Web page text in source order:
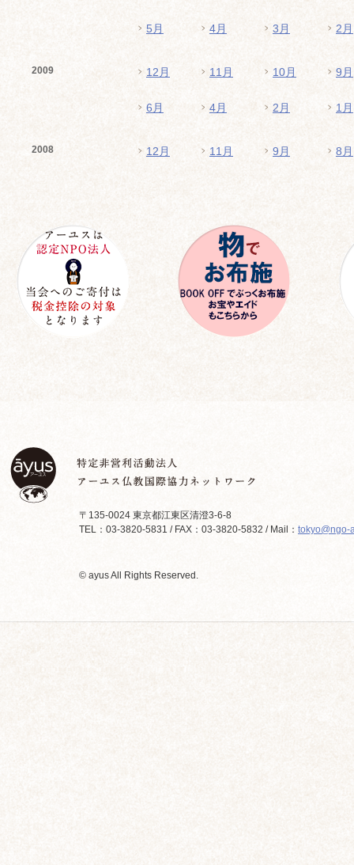
5月 4月 3月 2月
2009 12月 11月 10月 9月
6月 4月 2月 1月
2008 12月 11月 9月 8月
〒135-0024 東京都江東区清澄3-6-8
TEL：03-3820-5831 / FAX：03-3820-5832 / Mail： tokyo@ngo-
© ayus All Rights Reserved.